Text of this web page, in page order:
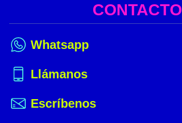
CONTACTO
Whatsapp
Llámanos
Escríbenos